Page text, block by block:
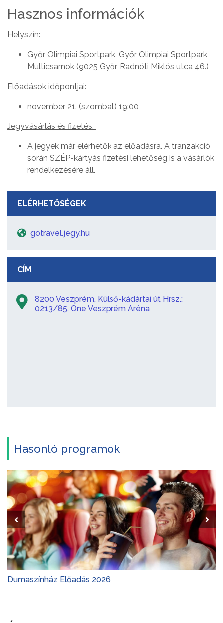
Hasznos információk
Helyszín:
Győr Olimpiai Sportpark, Győr Olimpiai Sportpark
Multicsarnok (9025 Győr, Radnóti Miklós utca 46.)
Előadások időpontjai:
november 21. (szombat) 19:00
Jegyvásárlás és fizetés:
A jegyek már elérhetők az előadásra. A tranzakció
során SZÉP-kártyás fizetési lehetőség is a vásárlók
rendelkezésére áll.
ELÉRHETŐSÉGEK
gotravel.jegy.hu
CÍM
8200 Veszprém, Külső-kádártai út Hrsz.:
0213/85. One Veszprém Aréna
Hasonló programok
Dumaszínház Előadás 2026